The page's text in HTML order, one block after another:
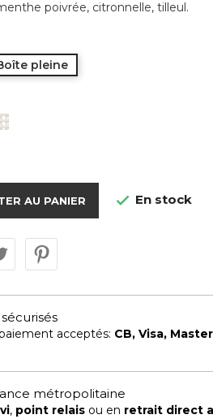
poivrée, citronnelle, tilleul.
pleine
Blanche
AU PANIER  En stock
acceptés: CB, Visa,
métropolitaine
, point relais ou en retrait direct